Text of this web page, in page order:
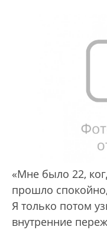
«Мне было 22,
прошло
Я только потом
внутренние